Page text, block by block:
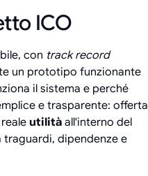
ICO
con track record
un prototipo funzionante
il sistema e perché
e trasparente: offerta
utilità all'interno del
traguardi, dipendenze e